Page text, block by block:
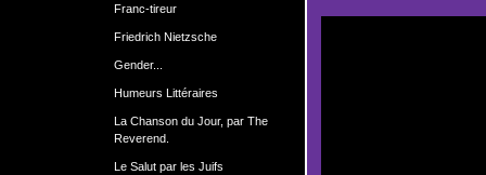
Franc-tireur
Friedrich Nietzsche
Gender...
Humeurs Littéraires
La Chanson du Jour, par The
Reverend.
Le Salut par les Juifs